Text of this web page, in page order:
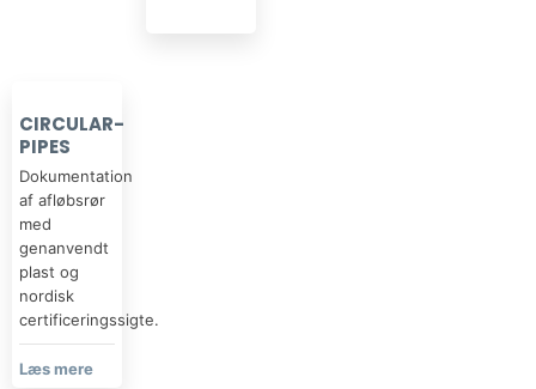
CIRCULAR-
PIPES
Dokumentation
af afløbsrør
med
genanvendt
plast og
nordisk
certificeringssigte.
Læs mere​